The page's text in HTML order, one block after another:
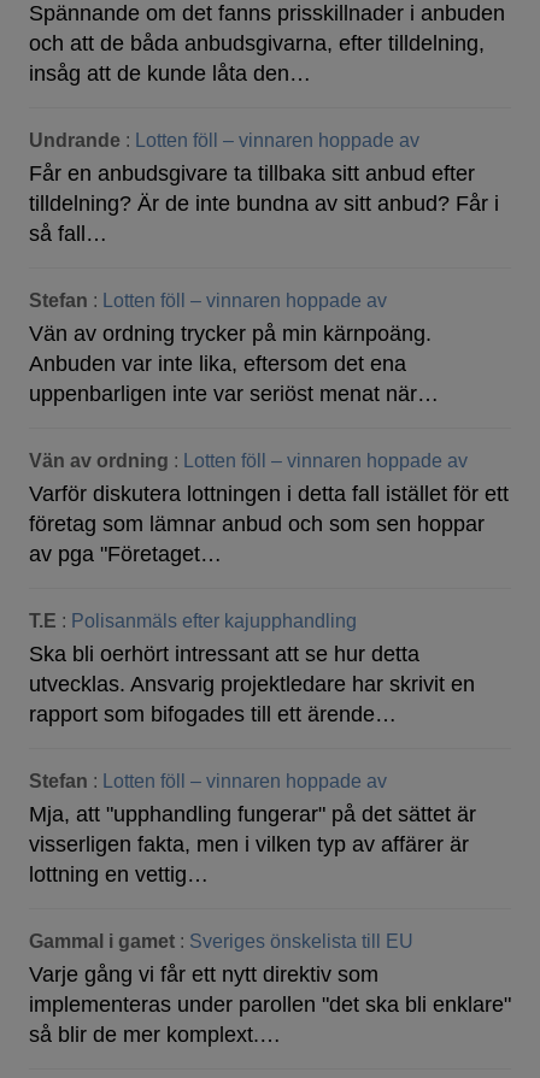
Spännande om det fanns prisskillnader i anbuden
och att de båda anbudsgivarna, efter tilldelning,
insåg att de kunde låta den…
Undrande : Lotten föll – vinnaren hoppade av
Får en anbudsgivare ta tillbaka sitt anbud efter
tilldelning? Är de inte bundna av sitt anbud? Får i
så fall…
Stefan : Lotten föll – vinnaren hoppade av
Vän av ordning trycker på min kärnpoäng.
Anbuden var inte lika, eftersom det ena
uppenbarligen inte var seriöst menat när…
Vän av ordning : Lotten föll – vinnaren hoppade av
Varför diskutera lottningen i detta fall istället för ett
företag som lämnar anbud och som sen hoppar
av pga "Företaget…
T.E : Polisanmäls efter kajupphandling
Ska bli oerhört intressant att se hur detta
utvecklas. Ansvarig projektledare har skrivit en
rapport som bifogades till ett ärende…
Stefan : Lotten föll – vinnaren hoppade av
Mja, att "upphandling fungerar" på det sättet är
visserligen fakta, men i vilken typ av affärer är
lottning en vettig…
Gammal i gamet : Sveriges önskelista till EU
Varje gång vi får ett nytt direktiv som
implementeras under parollen "det ska bli enklare"
så blir de mer komplext.…